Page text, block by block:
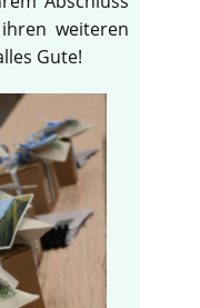
weiteren
Gute!